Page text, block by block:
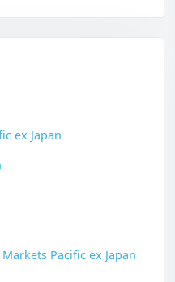
ex Japan
Pacific ex Japan